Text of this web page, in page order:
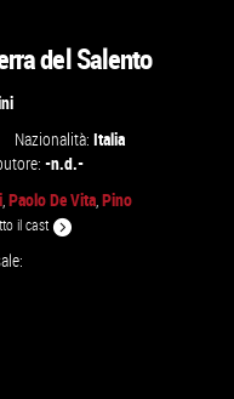
del Salento
Nazionalità:Italia
-n.d.-
,Paolo De Vita,Pino
il cast